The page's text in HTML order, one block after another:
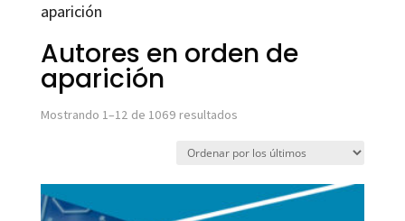
aparición
Autores en orden de
aparición
Mostrando 1–12 de 1069 resultadosOrdenado
últimos